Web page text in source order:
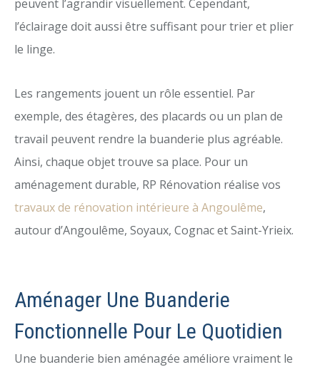
peuvent l’agrandir visuellement. Cependant,
l’éclairage doit aussi être suffisant pour trier et plier
le linge.
Les rangements jouent un rôle essentiel. Par
exemple, des étagères, des placards ou un plan de
travail peuvent rendre la buanderie plus agréable.
Ainsi, chaque objet trouve sa place. Pour un
aménagement durable, RP Rénovation réalise vos
travaux de rénovation intérieure à Angoulême,
autour d’Angoulême, Soyaux, Cognac et Saint-Yrieix.
Aménager Une Buanderie
Fonctionnelle Pour Le Quotidien
Une buanderie bien aménagée améliore vraiment le